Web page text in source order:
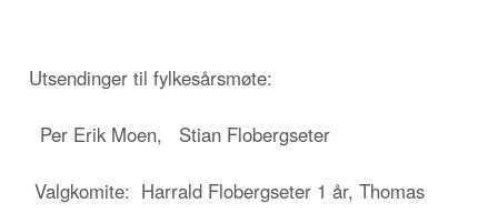
Utsendinger til fylkesårsmøte:
Per Erik Moen, Stian Flobergseter
Valgkomite: Harrald Flobergseter 1 år, Thomas